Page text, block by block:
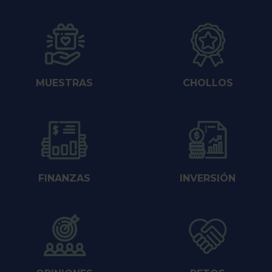
MUESTRAS CHOLLOS
FINANZAS INVERSIÓN